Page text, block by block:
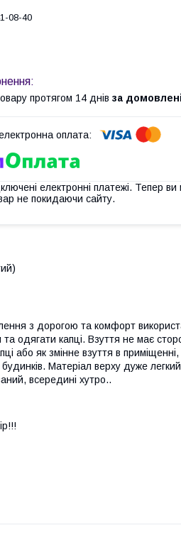
08-40
протягом 14 днів за
електронні платежі. Тепер
не покидаючи сайту.
з дорогою та комфорт
одягати капці. Взуття не має
або як змінне взуття в
Матеріал верху дуже
всередині хутро..